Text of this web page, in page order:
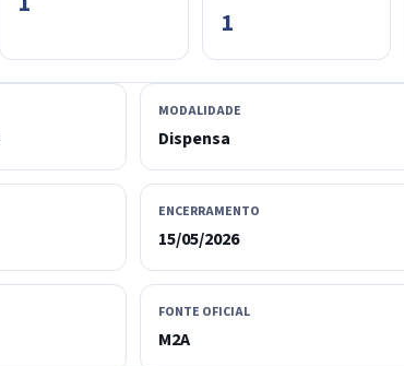
1
MODALIDADE
Dispensa
ENCERRAMENTO
15/05/2026
FONTE OFICIAL
M2A